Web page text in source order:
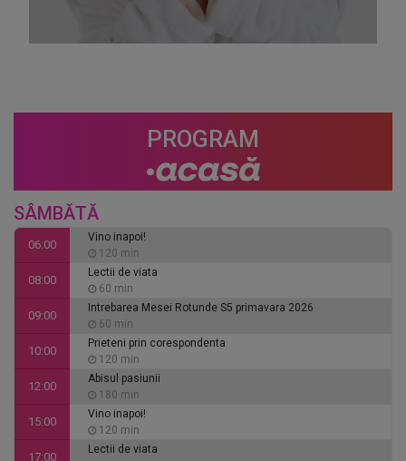
PROGRAM
SÂMBĂTĂ
06:00
Vino inapoi!
120 min
08:00
Lectii de viata
60 min
09:00
Intrebarea Mesei Rotunde S5 primavara 2026
60 min
10:00
Prieteni prin corespondenta
120 min
12:00
Abisul pasiunii
180 min
15:00
Vino inapoi!
120 min
17:00
Lectii de viata